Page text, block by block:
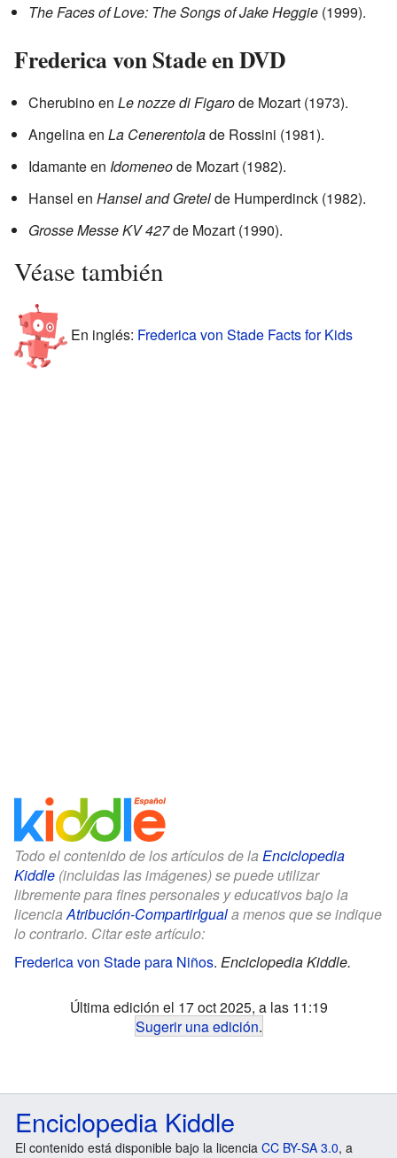
The Faces of Love: The Songs of Jake Heggie (1999).
Frederica von Stade en DVD
Cherubino en Le nozze di Figarode Mozart (1973).
Angelina en La Cenerentolade Rossini (1981).
Idamante en Idomeneode Mozart (1982).
Hansel en Hansel and Gretelde Humperdinck (1982).
Grosse Messe KV 427de Mozart (1990).
Véase también
En inglés: Frederica von Stade Facts for Kids
Todo el contenido de los artículos de la Enciclopedia
Kiddle (incluidas las imágenes) se puede utilizar
libremente para fines personales y educativos bajo la
licenciaAtribución-CompartirIguala menos que se indique
lo contrario. Citar este artículo:
Frederica von Stade para Niños. Enciclopedia Kiddle.
Última edición el 17 oct 2025, a las 11:19
Sugerir una edición.
Enciclopedia Kiddle
El contenido está disponible bajo la licencia CC BY-SA 3.0, a